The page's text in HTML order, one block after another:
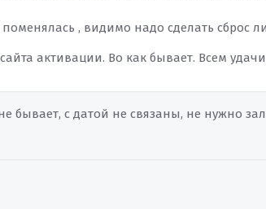
, видимо надо сделать сброс
активации. Во как бывает. Всем удачи
бывает, с датой не связаны, не нужно